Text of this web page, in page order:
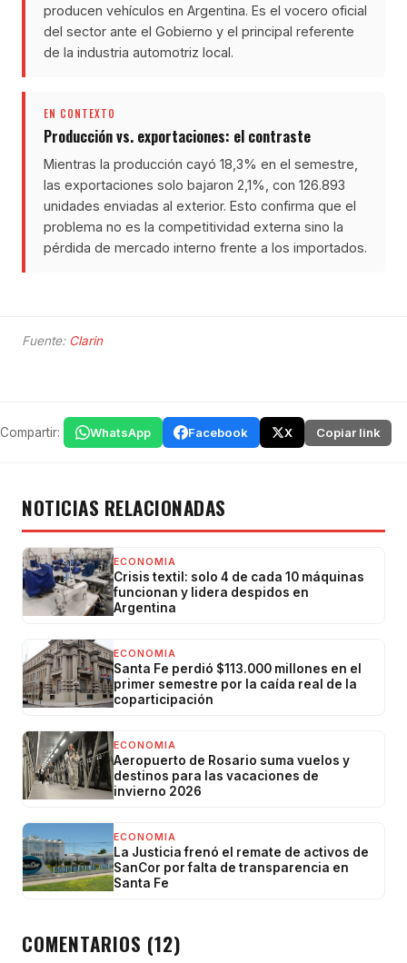
producen vehículos en Argentina. Es el vocero oficial
del sector ante el Gobierno y el principal referente
de la industria automotriz local.
EN CONTEXTO
Producción vs. exportaciones: el contraste
Mientras la producción cayó 18,3% en el semestre,
las exportaciones solo bajaron 2,1%, con 126.893
unidades enviadas al exterior. Esto confirma que el
problema no es la competitividad externa sino la
pérdida de mercado interno frente a los importados.
Fuente: Clarin
Compartir: WhatsApp Facebook X Copiar link
NOTICIAS RELACIONADAS
ECONOMIA
Crisis textil: solo 4 de cada 10 máquinas
funcionan y lidera despidos en
Argentina
ECONOMIA
Santa Fe perdió $113.000 millones en el
primer semestre por la caída real de la
coparticipación
ECONOMIA
Aeropuerto de Rosario suma vuelos y
destinos para las vacaciones de
invierno 2026
ECONOMIA
La Justicia frenó el remate de activos de
SanCor por falta de transparencia en
Santa Fe
COMENTARIOS (12)